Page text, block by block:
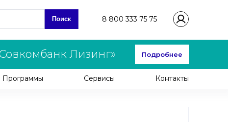
Поиск
Лизинг» Подробнее
Программы Сервисы Контакты
8 800 333 75 75